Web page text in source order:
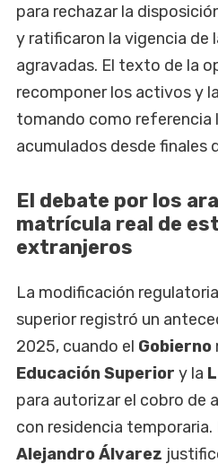
para rechazar la
y ratificaron la vigencia de
agravadas. El texto de la
recomponer los activos y
tomando como referencia
acumulados desde finales
El debate por los
matrícula real de
extranjeros
La modificación
superior registró un
2025, cuando el Gobierno
Educación Superior y la
para autorizar el cobro de
con residencia temporaria.
AlejandroÁlvarez